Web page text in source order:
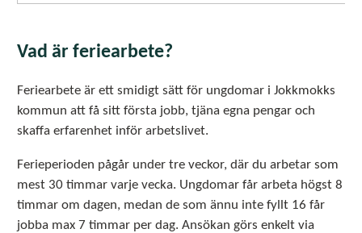
Vad är feriearbete?
Feriearbete är ett smidigt sätt för ungdomar i Jokkmokks
kommun att få sitt första jobb, tjäna egna pengar och
skaffa erfarenhet inför arbetslivet.
Ferieperioden pågår under tre veckor, där du arbetar som
mest 30 timmar varje vecka. Ungdomar får arbeta högst 8
timmar om dagen, medan de som ännu inte fyllt 16 får
jobba max 7 timmar per dag. Ansökan görs enkelt via